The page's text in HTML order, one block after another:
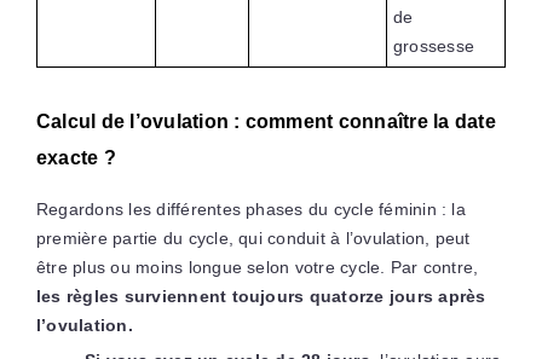
de
grossesse
Calcul de l’ovulation : comment connaître la date
exacte ?
Regardons les différentes phases du cycle féminin : la
première partie du cycle, qui conduit à l’ovulation, peut
être plus ou moins longue selon votre cycle. Par contre,
les règles surviennent toujours quatorze jours après
l’ovulation.